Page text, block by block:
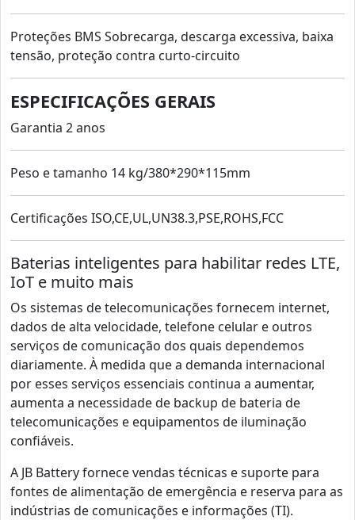
Proteções BMS Sobrecarga, descarga excessiva, baixa
tensão, proteção contra curto-circuito
ESPECIFICAÇÕES GERAIS
Garantia 2 anos
Peso e tamanho 14 kg/380*290*115mm
Certificações ISO,CE,UL,UN38.3,PSE,ROHS,FCC
Baterias inteligentes para habilitar redes LTE,
IoT e muito mais
Os sistemas de telecomunicações fornecem internet,
dados de alta velocidade, telefone celular e outros
serviços de comunicação dos quais dependemos
diariamente. À medida que a demanda internacional
por esses serviços essenciais continua a aumentar,
aumenta a necessidade de backup de bateria de
telecomunicações e equipamentos de iluminação
confiáveis.
A JB Battery fornece vendas técnicas e suporte para
fontes de alimentação de emergência e reserva para as
indústrias de comunicações e informações (TI).